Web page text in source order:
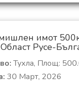
имот
Русе-
Тухла, Площ:
30 Март, 2026